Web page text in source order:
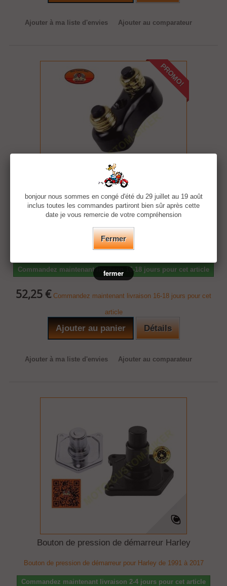
Ajouter à ma liste d'envies Ajouter au comparateur
PROMO!
Boutons poussoir de guidon 2 boutons
Boutons poussoir de guidon avec 2 boutons et 3 couleurs
différentesExtra Plate pour se fixer sur le guidon de 25.4 ou 22 mm
avec une vis.
Commandez maintenant livraison 16-18 jours pour cet article
52,25 € Commandez maintenant livraison 16-18 jours pour cet
article
Ajouter au panier Détails
Ajouter à ma liste d'envies Ajouter au comparateur
Bouton de pression de démarreur Harley
Bouton de pression de démarreur pour Harley de 1991 à 2017
Commandez maintenant livraison 2-4 jours pour cet article
bonjour nous sommes en congé d'été du 29 juillet au 19 août
inclus toutes les commandes partiront bien sûr après cette
date je vous remercie de votre compréhension
Fermer
fermer